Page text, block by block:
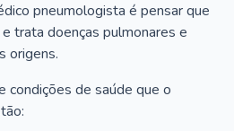
pneumologista é pensar que
trata doenças pulmonares e
origens.
condições de saúde que o